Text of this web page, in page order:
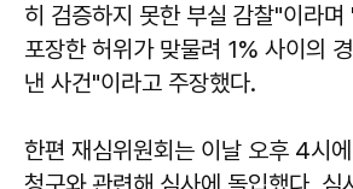
히 검증하지 못한 부실 감찰"이라
포장한 허위가 맞물려 1% 사이의
낸 사건"이라고 주장했다.
한편 재심위원회는 이날 오후 4시